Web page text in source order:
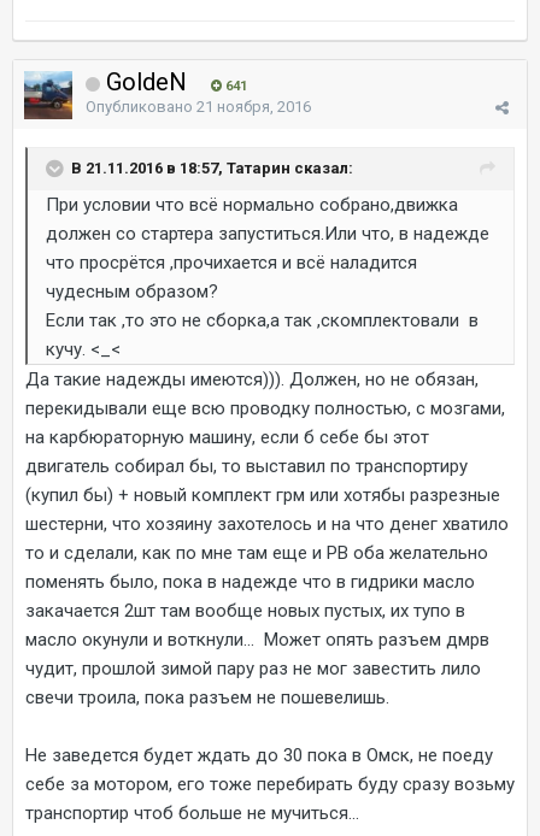
GoldeN 641
Опубликовано 21 ноября, 2016
В 21.11.2016 в 18:57, Татарин сказал:
При условии что всё нормально собрано,движка
должен со стартера запуститься.Или что, в надежде
что просрётся ,прочихается и всё наладится
чудесным образом?
Если так ,то это не сборка,а так ,скомплектовали в
кучу. <_<
Да такие надежды имеются))). Должен, но не обязан,
перекидывали еще всю проводку полностью, с мозгами,
на карбюраторную машину, если б себе бы этот
двигатель собирал бы, то выставил по транспортиру
(купил бы) + новый комплект грм или хотябы разрезные
шестерни, что хозяину захотелось и на что денег хватило
то и сделали, как по мне там еще и РВ оба желательно
поменять было, пока в надежде что в гидрики масло
закачается 2шт там вообще новых пустых, их тупо в
масло окунули и воткнули... Может опять разъем дмрв
чудит, прошлой зимой пару раз не мог завестить лило
свечи троила, пока разъем не пошевелишь.
Не заведется будет ждать до 30 пока в Омск, не поеду
себе за мотором, его тоже перебирать буду сразу возьму
транспортир чтоб больше не мучиться...